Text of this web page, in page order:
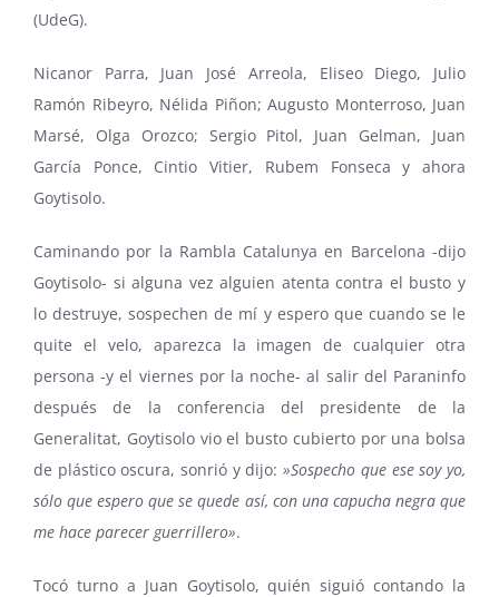
(UdeG).
Nicanor Parra, Juan José Arreola, Eliseo Diego, Julio
Ramón Ribeyro, Nélida Piñon; Augusto Monterroso, Juan
Marsé, Olga Orozco; Sergio Pitol, Juan Gelman, Juan
García Ponce, Cintio Vitier, Rubem Fonsecay ahora
Goytisolo.
Caminando por la Rambla Catalunya en Barcelona -dijo
Goytisolo- si alguna vez alguien atenta contra el busto y
lo destruye, sospechen de mí y espero que cuando se le
quite el velo, aparezca la imagen de cualquier otra
persona -y el viernes por la noche- al salir del Paraninfo
después de la conferencia del presidente de la
Generalitat, Goytisolo vio el busto cubierto por una bolsa
de plástico oscura, sonrió y dijo:»Sospecho que ese soy yo,
sólo que espero que se quede así, con una capucha negra que
me hace parecer guerrillero».
Tocó turno a Juan Goytisolo, quién siguió contando la